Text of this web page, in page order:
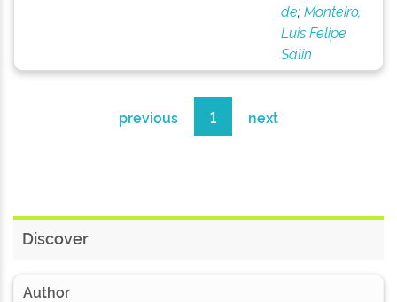
de;Monteiro,
Luis Felipe
Salin
previous 1 next
Discover
Author